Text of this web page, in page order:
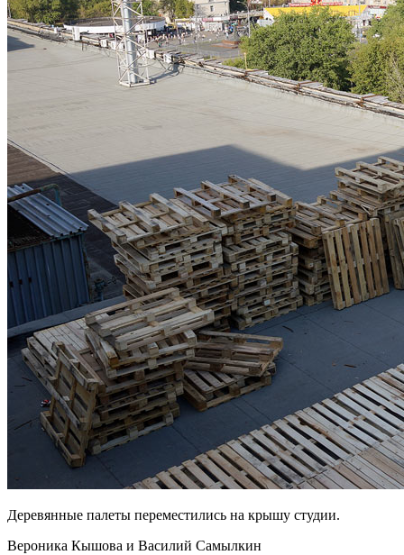
Деревянные палеты переместились на крышу студии.
Вероника Кышова и Василий Самылкин